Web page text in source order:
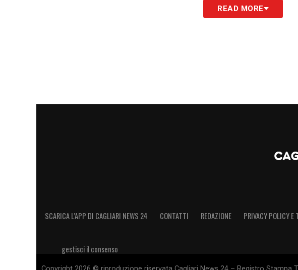
«Era un amico. Non era semplice prendere
«È come se avessi davanti questa immagine,
dentro di me spero per poter rivivere le emozioni non lo
Europa. E’ possibile, ci vorrà tempo e fortuna ma chissà»
READ MORE
SCARICA L’APP DI CAGLIARI NEWS 24 CONTATTI REDAZIONE PRIVACY POLICY E
gestisci il consenso